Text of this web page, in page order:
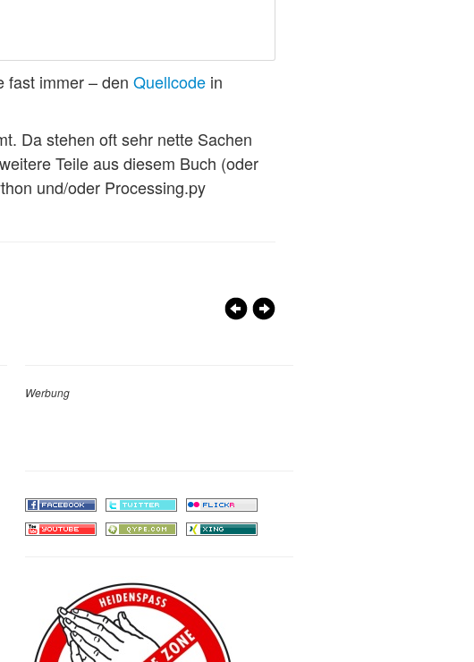
fast immer – den Quellcode in
Da stehen oft sehr nette Sachen
Teile aus diesem Buch (oder
und/oder Processing.py
Werbung